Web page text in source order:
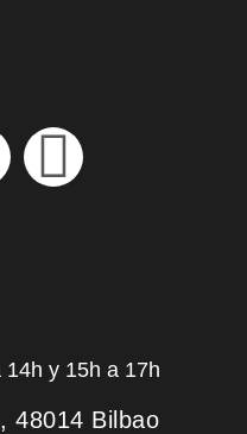
14h y 15h a 17h
48014 Bilbao